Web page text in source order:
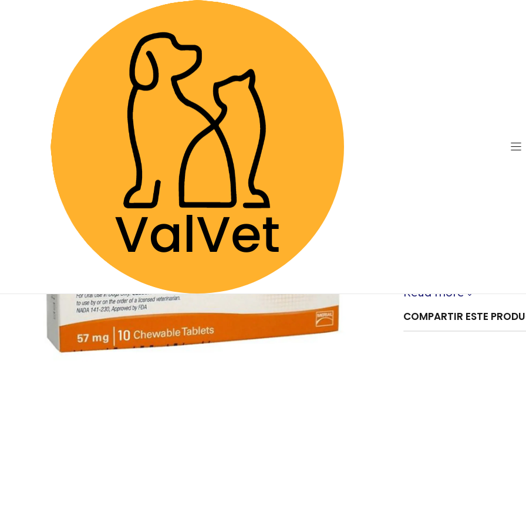
Despacho GRATIS por compras sobre $89.990
Farmacia Veterinaria Antiinflamatorios Previcox 57 mg - Comprimidos
Read more
COMPARTIR ESTE